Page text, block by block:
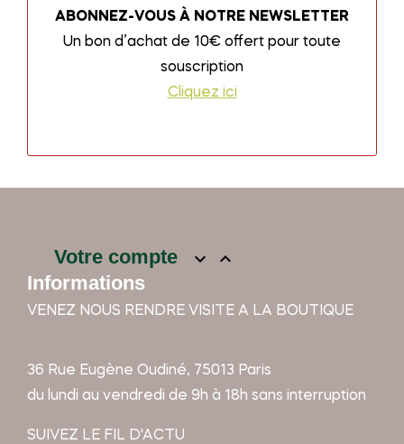
ABONNEZ-VOUS À NOTRE NEWSLETTER
Un bon d’achat de 10€ offert pour toute
souscription
Cliquez ici
Votre compte  
Informations
VENEZ NOUS RENDRE VISITE A LA BOUTIQUE
36 Rue Eugène Oudiné, 75013 Paris
du lundi au vendredi de 9h à 18h sans interruption
SUIVEZ LE FIL D'ACTU